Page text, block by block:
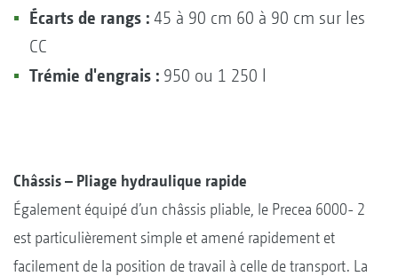
Écarts de rangs : 45 à 90 cm 60 à 90 cm sur les
CC
Trémie d'engrais : 950 ou 1 250 l
Châssis – Pliage hydraulique rapide
Également équipé d’un châssis pliable, le Precea 6000- 2
est particulièrement simple et amené rapidement et
facilement de la position de travail à celle de transport. La